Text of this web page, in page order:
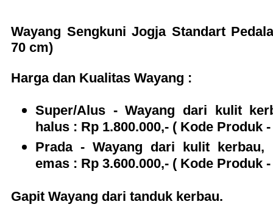
Wayang Sengkuni Jogja Standart
70 cm)
Harga dan Kualitas Wayang :
Super/Alus - Wayang dari kulit
halus : Rp 1.800.000,- ( Kode Produk -
Prada - Wayang dari kulit kerbau,
emas : Rp 3.600.000,- ( Kode Produk -
Gapit Wayang dari tanduk kerbau.